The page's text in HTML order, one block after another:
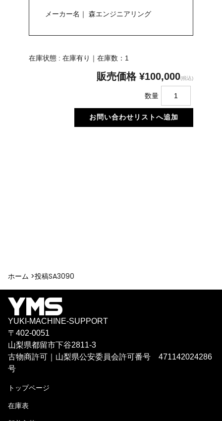
メーカー名｜ 森エンジニアリング
在庫状態 : 在庫有り｜在庫数：1
販売価格 ¥100,000(税込)
数量
ホーム >投稿SA3090
YUKI-MACHINE-SUPPORT
〒402-0051
山梨県都留市下谷2811-3
古物商許可｜山梨県公安委員会許可番号 471142024286
号
トップページ
在庫表